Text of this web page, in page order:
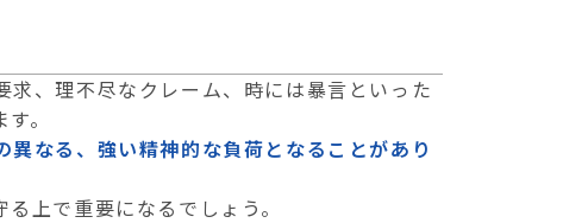
、理不尽なクレーム、時には暴言といった
。
なる、強い精神的な負荷となることがあり
上で重要になるでしょう。